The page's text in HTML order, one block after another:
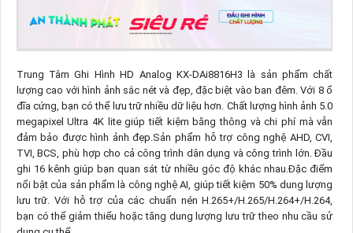
Trung Tâm Ghi Hình HD Analog KX-DAi8816H3 là sản phẩm chất
lượng cao với hình ảnh sắc nét và đẹp, đặc biệt vào ban đêm. Với 8 ổ
đĩa cứng, bạn có thể lưu trữ nhiều dữ liệu hơn. Chất lượng hình ảnh 5.0
megapixel Ultra 4K lite giúp tiết kiệm băng thông và chi phí mà vẫn
đảm bảo được hình ảnh đẹp.Sản phẩm hỗ trợ công nghệ AHD, CVI,
TVI, BCS, phù hợp cho cả công trình dân dụng và công trình lớn. Đầu
ghi 16 kênh giúp bạn quan sát từ nhiều góc độ khác nhau.Đặc điểm
nổi bật của sản phẩm là công nghệ AI, giúp tiết kiệm 50% dung lượng
lưu trữ. Với hỗ trợ của các chuẩn nén H.265+/H.265/H.264+/H.264,
bạn có thể giảm thiểu hoặc tăng dung lượng lưu trữ theo nhu cầu sử